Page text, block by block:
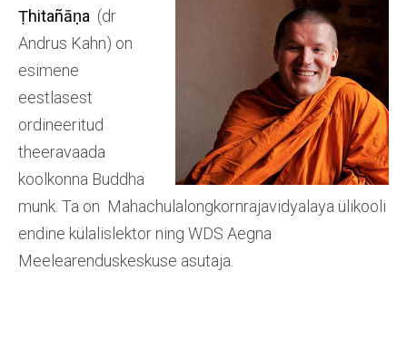
Ṭhitañāṇa (dr
Andrus Kahn) on
esimene
eestlasest
ordineeritud
theeravaada
koolkonna Buddha
munk. Ta on Mahachulalongkornrajavidyalaya ülikooli
endine külalislektor ning WDS Aegna
Meelearenduskeskuse asutaja.